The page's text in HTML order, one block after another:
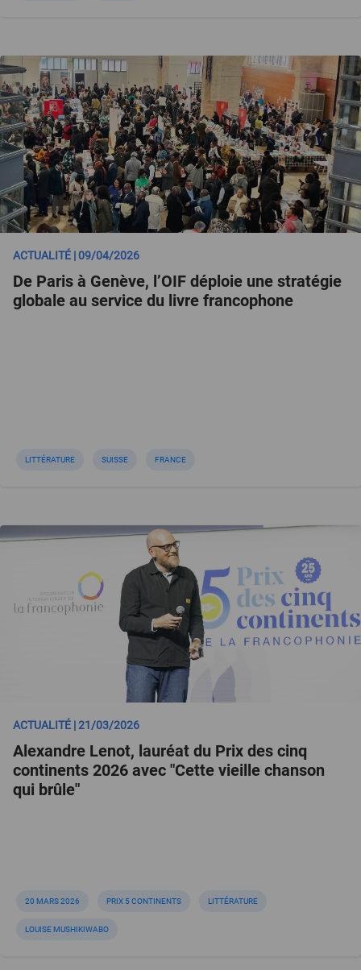
ACTUALITÉ | 09/04/2026
De Paris à Genève, l’OIF déploie une stratégie
globale au service du livre francophone
LITTÉRATURE SUISSE FRANCE
ACTUALITÉ | 21/03/2026
Alexandre Lenot, lauréat du Prix des cinq
continents 2026 avec "Cette vieille chanson
qui brûle"
20 MARS 2026 PRIX 5 CONTINENTS LITTÉRATURE
LOUISE MUSHIKIWABO